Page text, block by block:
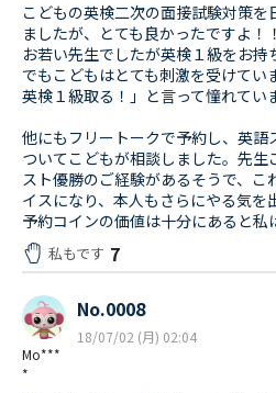
こどもの英検二次の面接試験対策
ましたが、とても良かったですよ！
お若い先生でしたが英検１級をお
でもこどもはとても刺激を受けてい
英検１級取る！」と言って憧れてい
他にもフリートークで予約し、英語
ついてこどもが相談しました。先
スト優勝のご経験があるそうで、こ
イスになり、本人もさらにやる気を
予約コインの価値は十分にあると私
私もです 7
Mo***
*
No.0008
18/07/02 (月) 02:04